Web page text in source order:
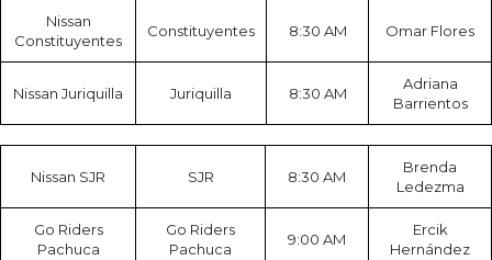
Nissan
Constituyentes
Constituyentes 8:30 AM Omar Flores
Nissan Juriquilla Juriquilla 8:30 AM
Adriana
Barrientos
Nissan SJR SJR 8:30 AM
Brenda
Ledezma
Go Riders
Pachuca
Go Riders
Pachuca
9:00 AM
Ercik
Hernández